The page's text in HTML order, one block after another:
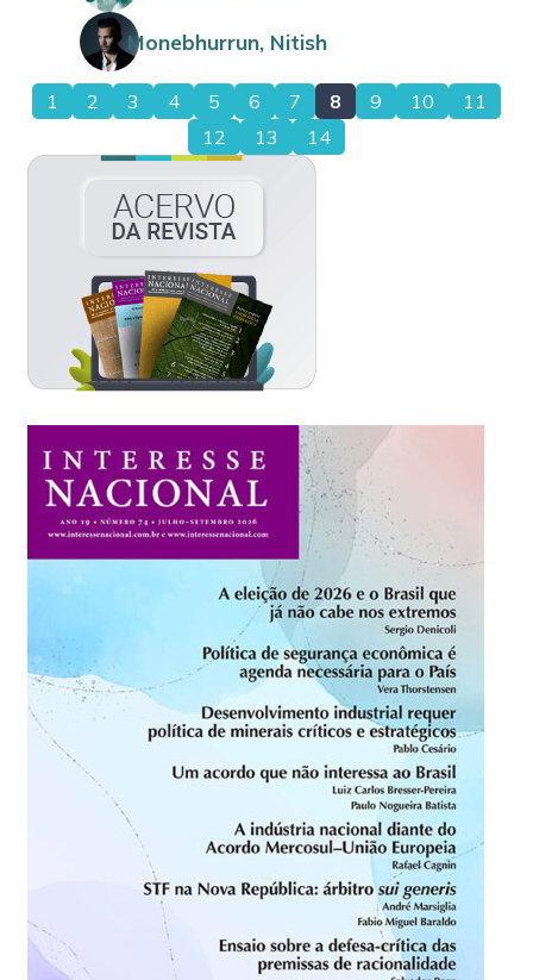
Monebhurrun, Nitish
1 2 3 4 5 6 7 8 9 10
11
12
13 14